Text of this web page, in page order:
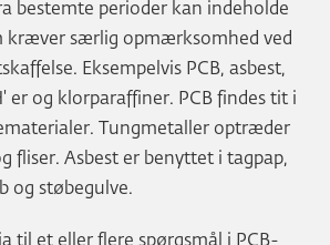
bestemte perioder kan indeholde
kræver særlig opmærksomhed ved
Eksempelvis PCB, asbest,
er og klorparaffiner. PCB findes tit i
Tungmetaller optræder
fliser. Asbest er benyttet i tagpap,
og støbegulve.